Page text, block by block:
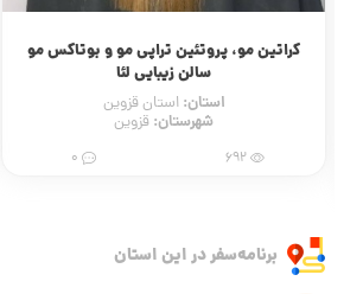
کراتین مو، پروتئین تراپی مو و بوتاکس مو
سالن زیبایی لئا
استان:استان قزوین
شهرستان: قزوین
692
برنامه‌سفر‌ در این استان